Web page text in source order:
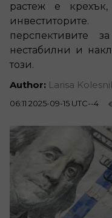
растеж е крехък,
перспективите
нестабилни и
този.
Author: Larisa
06:11 2025-09-15 UTC--4